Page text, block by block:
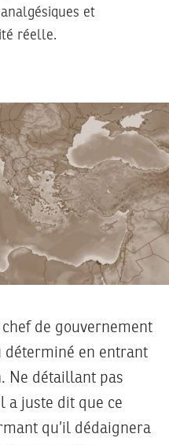
et
réelle.
de gouvernement
déterminé en entrant
Ne détaillant pas
a juste dit que ce
qu’il dédaignera